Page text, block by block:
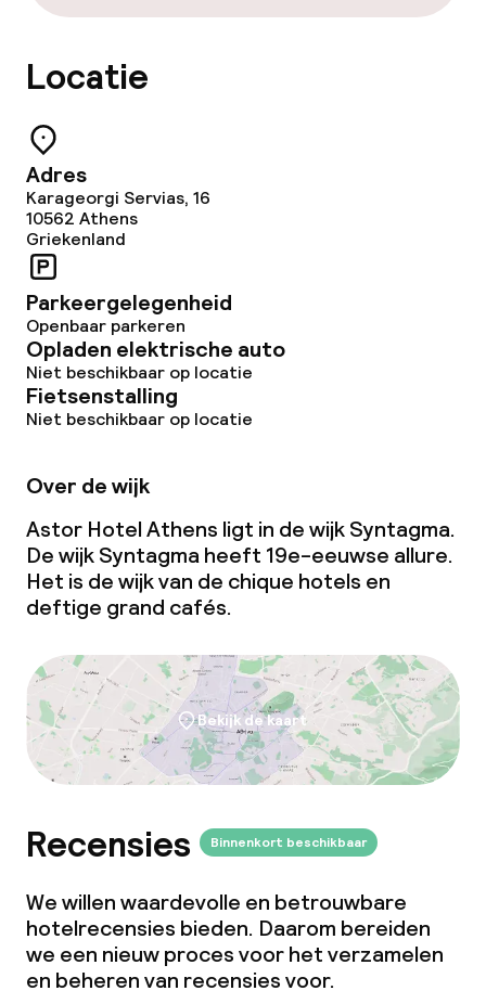
Zakelijke faciliteiten
Vergaderruimte
Beleid
Locatie
Adres
Karageorgi Servias, 16
10562 Athens
Griekenland
Parkeergelegenheid
Openbaar parkeren
Opladen elektrische auto
Niet beschikbaar op locatie
Fietsenstalling
Niet beschikbaar op locatie
Over de wijk
Astor Hotel Athens ligt in de wijk Syntagma.
De wijk Syntagma heeft 19e-eeuwse allure.
Het is de wijk van de chique hotels en
deftige grand cafés.
Bekijk de kaart
Recensies Binnenkort beschikbaar
We willen waardevolle en betrouwbare
hotelrecensies bieden. Daarom bereiden
we een nieuw proces voor het verzamelen
en beheren van recensies voor.